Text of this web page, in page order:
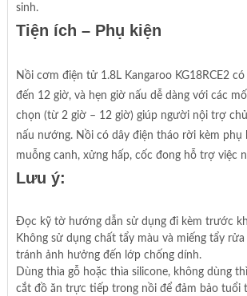
sinh.
Tiện ích – Phụ kiện
Nồi cơm điện tử 1.8L Kangaroo KG18RCE2
đến 12 giờ, và hẹn giờ nấu dễ dàng với các
chọn (từ 2 giờ – 12 giờ) giúp người nội trợ
nấu nướng. Nồi có dây điện tháo rời kèm phụ
muỗng canh, xửng hấp, cốc đong hỗ trợ việc
Lưu ý:
Đọc kỹ tờ hướng dẫn sử dụng đi kèm trước
Không sử dụng chất tẩy màu và miếng tẩy rửa
tránh ảnh hưởng đến lớp chống dính.
Dùng thìa gỗ hoặc thìa silicone, không dùng
cắt đồ ăn trực tiếp trong nồi để đảm bảo tuổi